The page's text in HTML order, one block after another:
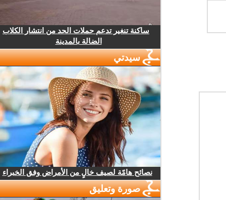
ساكنة تنغير تدعم حملات الحد من انتشار الكلاب
الضالة بالمدينة
سيدتي
نصائح هامّة لصيف خالٍ من الأمراض وفق الخبراء
صورة وتعليق